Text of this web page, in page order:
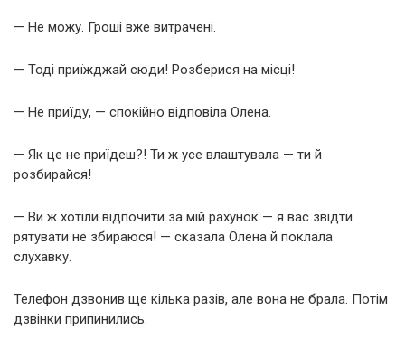
— Не можу. Гроші вже витрачені.
— Тоді приїжджай сюди! Розберися на місці!
— Не приїду, — спокійно відповіла Олена.
— Як це не приїдеш?! Ти ж усе влаштувала — ти й
розбирайся!
— Ви ж хотіли відпочити за мій рахунок — я вас звідти
рятувати не збираюся! — сказала Олена й поклала
слухавку.
Телефон дзвонив ще кілька разів, але вона не брала. Потім
дзвінки припинились.